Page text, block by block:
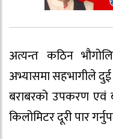
अत्यन्त कठिन
अभ्यासमा सहभागीले दुई
बराबरको उपकरण एवं
किलोमिटर दूरी पार